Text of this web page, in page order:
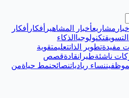
أخبار مشاريعأخبار المشاهير أفكار أفكار
التسويقتكنولوجيا الذكاء
مفيدةتطوير الذاتتعليمتقوية
ناشئةطيرانقادةقصص
موظفيننساء ريادياتنصائحنمط حياةمن